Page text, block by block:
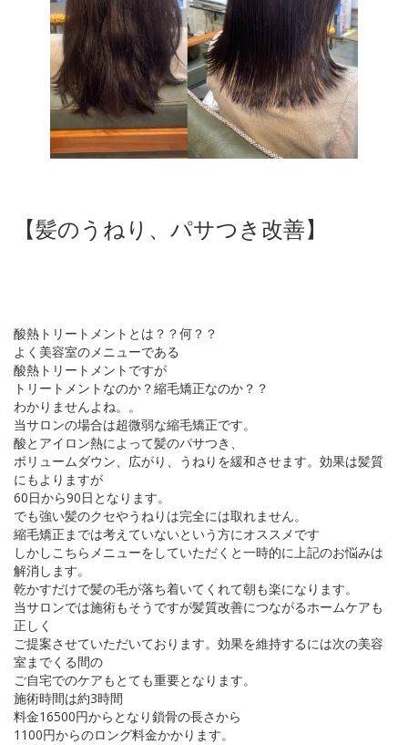
【髪のうねり、パサつき改善】
酸熱トリートメントとは？？何？？
よく美容室のメニューである
酸熱トリートメントですが
トリートメントなのか？縮毛矯正なのか？？
わかりませんよね。。
当サロンの場合は超微弱な縮毛矯正です。
酸とアイロン熱によって髪のパサつき、
ボリュームダウン、広がり、うねりを緩和させます。効果は髪質
にもよりますが
60日から90日となります。
でも強い髪のクセやうねりは完全には取れません。
縮毛矯正までは考えていないという方にオススメです
しかしこちらメニューをしていただくと一時的に上記のお悩みは
解消します。
乾かすだけで髪の毛が落ち着いてくれて朝も楽になります。
当サロンでは施術もそうですが髪質改善につながるホームケアも
正しく
ご提案させていただいております。効果を維持するには次の美容
室までくる間の
ご自宅でのケアもとても重要となります。
施術時間は約3時間
料金16500円からとなり鎖骨の長さから
1100円からのロング料金かかります。